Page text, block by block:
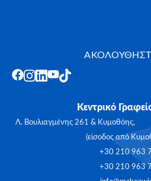
Κεντρικό
Λ. Βουλιαγμένης 261 &
(είσοδος από
+30 210 963
+30 210 963